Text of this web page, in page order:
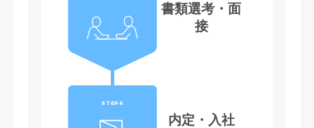
書類選考・面
接
STEP6
内定・入社